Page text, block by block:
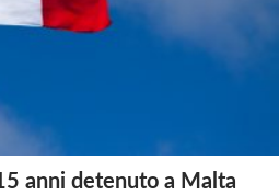
anni detenuto a Malta